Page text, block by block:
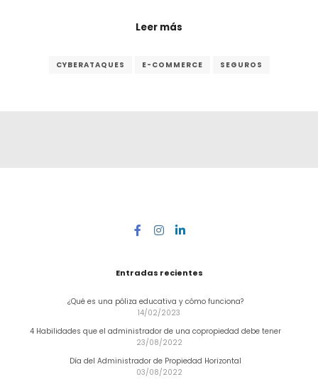
Leer más
CYBERATAQUES E-COMMERCE SEGUROS
Entradas recientes
¿Qué es una póliza educativa y cómo funciona?
14/02/2023
4 Habilidades que el administrador de una copropiedad debe tener
23/08/2022
Día del Administrador de Propiedad Horizontal
03/08/2022